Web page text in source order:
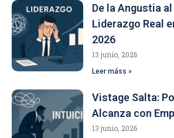
De la Angustia
Liderazgo Real
2026
13 junio, 2026
Leer máss »
Vistage Salta:
Alcanza con
13 junio, 2026